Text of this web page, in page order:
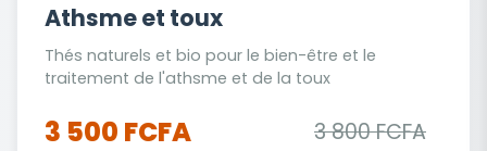
Athsme et toux
Thés naturels et bio pour le bien-être et le
traitement de l'athsme et de la toux
3 500 FCFA 3 800 FCFA